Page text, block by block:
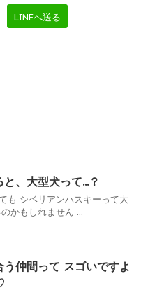
LINEへ送る
、大型犬って...？
も シベリアンハスキーって大
かもしれません ...
う仲間って スゴいですよ